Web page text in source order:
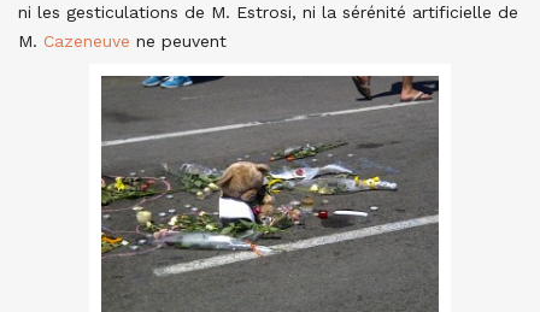
ni les gesticulations de M. Estrosi, ni la sérénité artificielle de
M. Cazeneuve ne peuvent